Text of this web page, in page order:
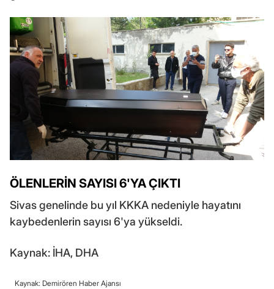
ÖLENLERİN SAYISI 6'YA ÇIKTI
Sivas genelinde bu yıl KKKA nedeniyle hayatını
kaybedenlerin sayısı 6'ya yükseldi.
Kaynak: İHA, DHA
Kaynak: Demirören Haber Ajansı